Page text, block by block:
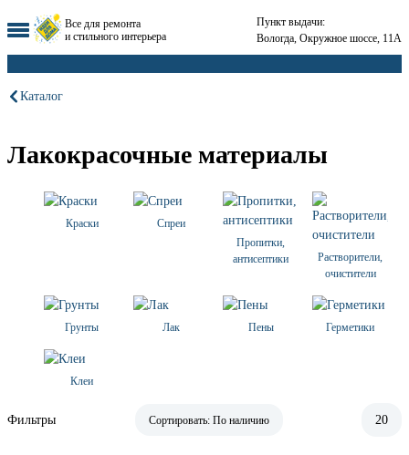
Все для ремонта
и стильного интерьера
Пункт выдачи:
Вологда, Окружное шоссе, 11А
Каталог
Лакокрасочные материалы
Краски
Спреи
Пропитки,
антисептики
Растворители,
очистители
Грунты Лак Пены Герметики
Клеи
Фильтры Сортировать: По наличию 20